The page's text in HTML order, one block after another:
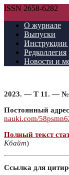
ISSN 2658-6282
О журнале
Выпуски
Инструкции
Редколлегия
Новости и
2023. — Т 11. —
Постоянный
nauki.com/
Полный текст
Кбайт)
Ссылка для